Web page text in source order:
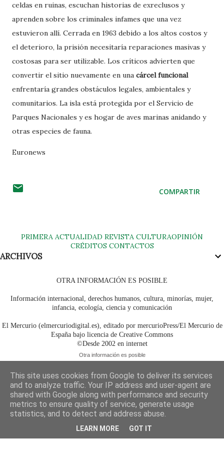
celdas en ruinas, escuchan historias de exreclusos y
aprenden sobre los criminales infames que una vez
estuvieron allí. Cerrada en 1963 debido a los altos costos y
el deterioro, la prisión necesitaría reparaciones masivas y
costosas para ser utilizable. Los críticos advierten que
convertir el sitio nuevamente en una cárcel funcional
enfrentaría grandes obstáculos legales, ambientales y
comunitarios. La isla está protegida por el Servicio de
Parques Nacionales y es hogar de aves marinas anidando y
otras especies de fauna.
Euronews
COMPARTIR
PRIMERA ACTUALIDAD REVISTA CULTURAOPINIÓN
CRÉDITOSCONTACTOS
ARCHIVOS
OTRA INFORMACIÓN ES POSIBLE
Información internacional, derechos humanos, cultura, minorías, mujer,
infancia, ecología, ciencia y comunicación
El Mercurio (elmercuriodigital.es), editado por mercurioPress/El Mercurio de
España bajo licencia de Creative Commons
©Desde 2002 en internet
Otra información es posible
This site uses cookies from Google to deliver its services
and to analyze traffic. Your IP address and user-agent are
shared with Google along with performance and security
metrics to ensure quality of service, generate usage
statistics, and to detect and address abuse.
LEARN MORE GOT IT